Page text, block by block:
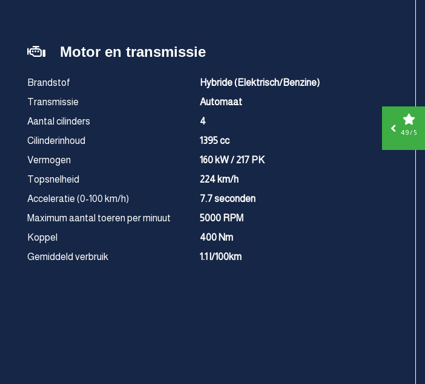
Motor en transmissie
Brandstof
Hybride (Elektrisch/Benzine)
Transmissie
Automaat
Aantal cilinders
4
Cilinderinhoud
1395 cc
Vermogen
160 kW / 217 PK
Topsnelheid
224 km/h
Acceleratie (0-100 km/h)
7.7 seconden
Maximum aantal toeren per minuut
5000 RPM
Koppel
400 Nm
Gemiddeld verbruik
1.1 l/100km
4.9 / 5